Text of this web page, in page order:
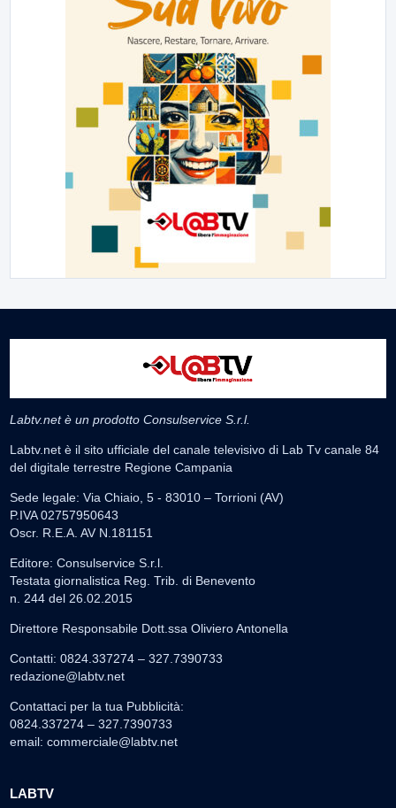
Labtv.net è un prodotto Consulservice S.r.l.
Labtv.net è il sito ufficiale del canale televisivo di Lab Tv canale 84
del digitale terrestre Regione Campania
Sede legale: Via Chiaio, 5 - 83010 – Torrioni (AV)
P.IVA 02757950643
Oscr. R.E.A. AV N.181151
Editore: Consulservice S.r.l.
Testata giornalistica Reg. Trib. di Benevento
n. 244 del 26.02.2015
Direttore Responsabile Dott.ssa Oliviero Antonella
Contatti: 0824.337274 – 327.7390733
redazione@labtv.net
Contattaci per la tua Pubblicità:
0824.337274 – 327.7390733
email: commerciale@labtv.net
LABTV